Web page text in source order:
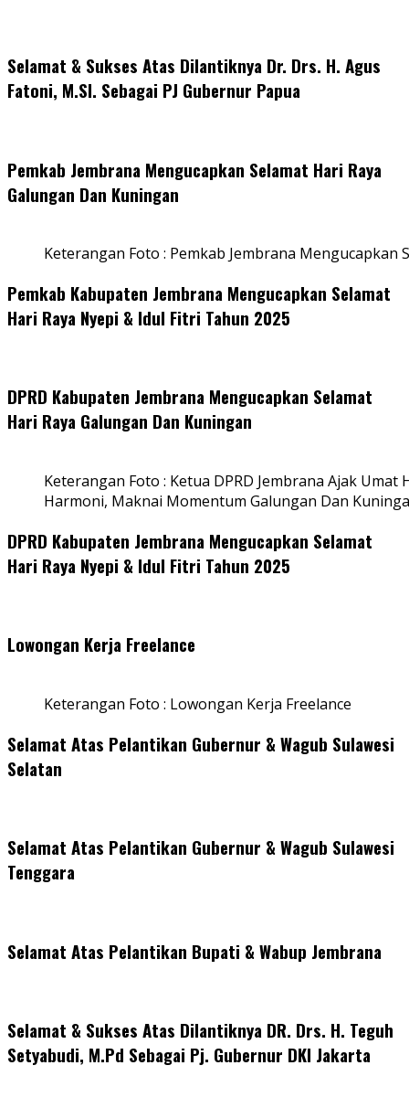
Selamat & Sukses Atas Dilantiknya Dr. Drs. H. Agus
Fatoni, M.SI. Sebagai PJ Gubernur Papua
Pemkab Jembrana Mengucapkan Selamat Hari Raya
Galungan Dan Kuningan
Keterangan Foto : Pemkab Jembrana Mengucapkan
Pemkab Kabupaten Jembrana Mengucapkan Selamat
Hari Raya Nyepi & Idul Fitri Tahun 2025
DPRD Kabupaten Jembrana Mengucapkan Selamat
Hari Raya Galungan Dan Kuningan
Keterangan Foto : Ketua DPRD Jembrana Ajak
Harmoni, Maknai Momentum Galungan Dan
DPRD Kabupaten Jembrana Mengucapkan Selamat
Hari Raya Nyepi & Idul Fitri Tahun 2025
Lowongan Kerja Freelance
Keterangan Foto : Lowongan Kerja Freelance
Selamat Atas Pelantikan Gubernur & Wagub Sulawesi
Selatan
Selamat Atas Pelantikan Gubernur & Wagub Sulawesi
Tenggara
Selamat Atas Pelantikan Bupati & Wabup Jembrana
Selamat & Sukses Atas Dilantiknya DR. Drs. H. Teguh
Setyabudi, M.Pd Sebagai Pj. Gubernur DKI Jakarta